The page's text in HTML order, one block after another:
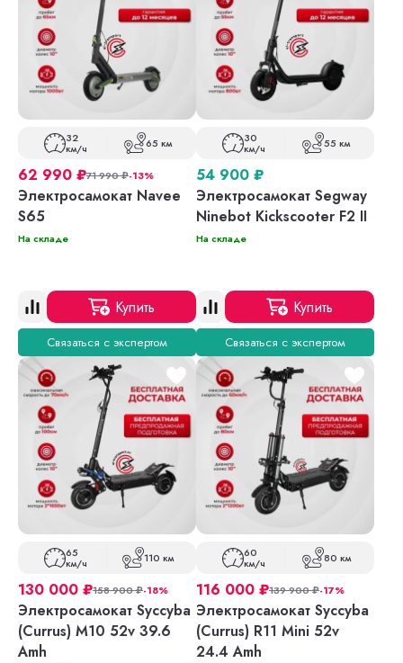
32
км/ч 65 км
62 990 ₽71 990₽-13%
Электросамокат Navee
S65
На складе
Купить
Связаться с экспертом
30
км/ч 55 км
54 900 ₽
Электросамокат Segway
Ninebot Kickscooter F2 II
На складе
Купить
Связаться с экспертом
65
км/ч 110 км
130 000 ₽158 900₽-18%
Электросамокат Syccyba
(Currus) M10 52v 39.6
Amh
60
км/ч 80 км
116 000 ₽139 900₽-17%
Электросамокат Syccyba
(Currus) R11 Mini 52v
24.4 Amh